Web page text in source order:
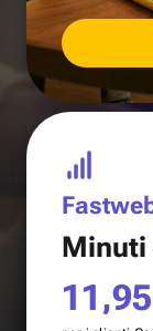
Minuti
11,95